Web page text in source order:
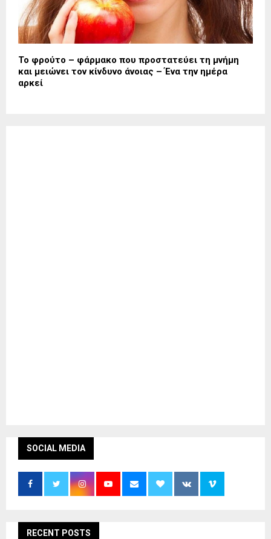
Το φρούτο – φάρμακο που προστατεύει τη μνήμη
και μειώνει τον κίνδυνο άνοιας – Ένα την ημέρα
αρκεί
SOCIAL MEDIA
RECENT POSTS